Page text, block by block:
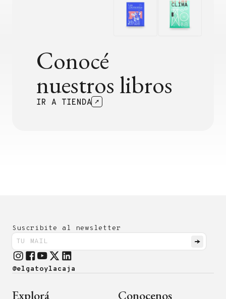
Conocé
nuestros libros
IR A TIENDA
Suscribite al newsletter
@elgatoylacaja
Explorá Conocenos